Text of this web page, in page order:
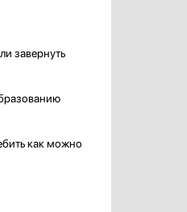
завернуть
как можно